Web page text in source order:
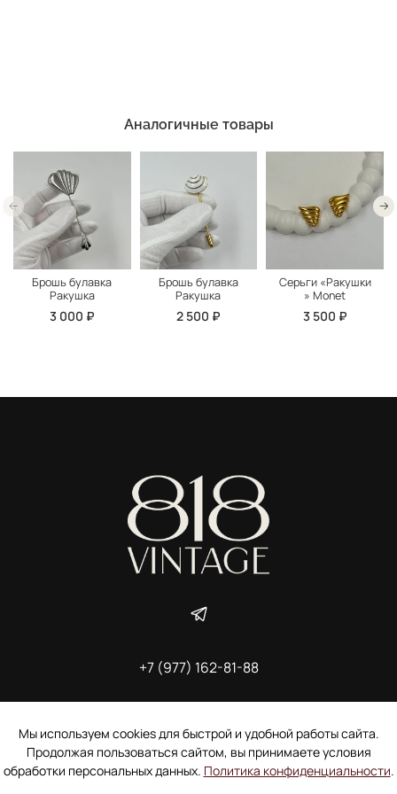
Аналогичные товары
Брошь булавка
Ракушка
3 000 ₽
Брошь булавка
Ракушка
2 500 ₽
Серьги «Ракушки
» Monet
3 500 ₽
+7 (977) 162-81-88
Пользовательское соглашение
Электронное согласие покупателя на рассылку
Согласие на обработку персональных данных
Мы используем cookies для быстрой и удобной работы сайта.
Продолжая пользоваться сайтом, вы принимаете условия
обработки персональных данных. Политика конфиденциальности.